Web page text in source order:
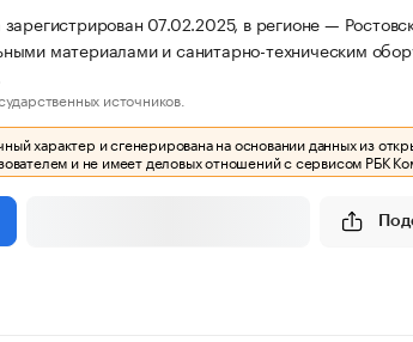
07.02.2025, в регионе —
материалами и санитарно-техническим
источников.
характер и сгенерирована на основании данных из
и не имеет деловых отношений с сервисом РБК